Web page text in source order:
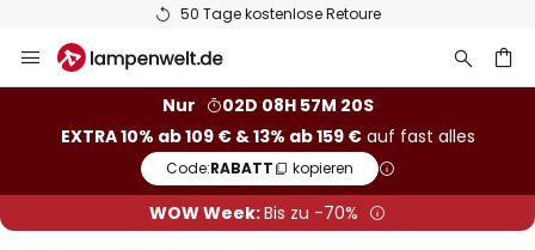
50 Tage kostenlose Retoure
Inhalt
Nur
02D 08H 57M 19S
EXTRA 10% ab 109 € & 13% ab 159 €auf fast alles
Code:RABATT kopieren
WOW Week:Bis zu -70%